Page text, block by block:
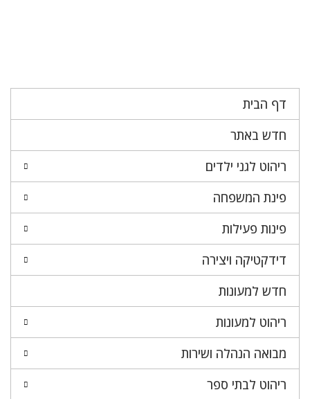
דף הבית
חדש באתר
ריהוט לגני ילדים
פינת המשפחה
פינות פעילות
דידקטיקה ויצירה
חדש למעונות
ריהוט למעונות
מבואה הנהלה ושירות
ריהוט לבתי ספר